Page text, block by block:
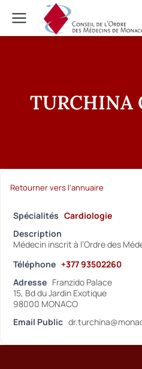
Retourner vers l'annuaire
Spécialités Cardiologie
Description
Médecin inscrit à l’Ordre des
Téléphone +377 93502260
Adresse Franzido Palace
15, Bd du Jardin Exotique
98000 MONACO
Email Public